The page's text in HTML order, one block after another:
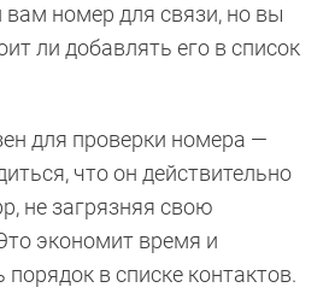
вам номер для связи, но вы
ли добавлять его в список
для проверки номера —
что он действительно
не загрязняя свою
экономит время и
в списке контактов.